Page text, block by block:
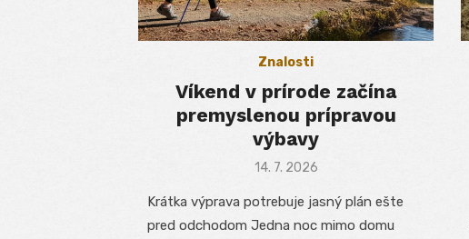
Znalosti
Víkend v prírode začína
premyslenou prípravou
výbavy
Posted
14. 7. 2026
Krátka výprava potrebuje jasný plán ešte
pred odchodom Jedna noc mimo domu